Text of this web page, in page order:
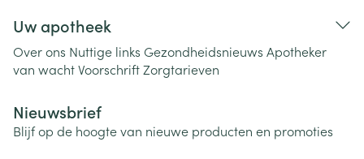
Uw apotheek
Over ons Nuttige links Gezondheidsnieuws Apotheker
van wachtVoorschriftZorgtarieven
Nieuwsbrief
Blijf op de hoogte van nieuwe producten en promoties